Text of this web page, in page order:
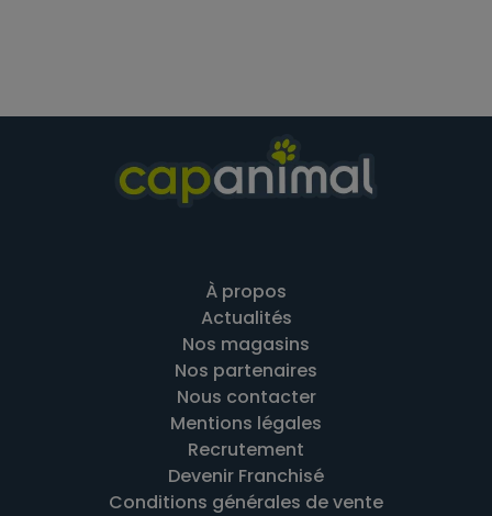
À propos
Actualités
Nos magasins
Nos partenaires
Nous contacter
Mentions légales
Recrutement
Devenir Franchisé
Conditions générales de vente